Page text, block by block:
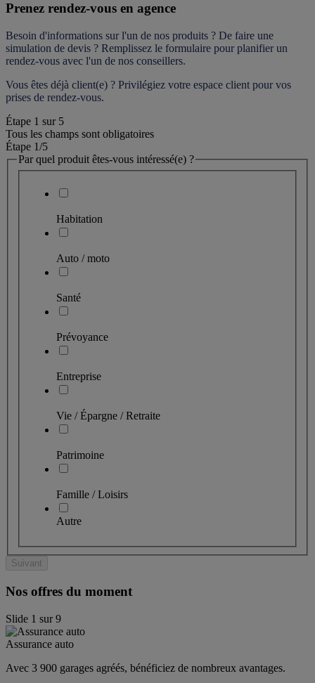
Prenez rendez-vous en agence
Besoin d'informations sur l'un de nos produits ? De faire une
simulation de devis ? Remplissez le formulaire pour planifier un
rendez-vous avec l'un de nos conseillers.
Vous êtes déjà client(e) ? Privilégiez votre espace client pour vos
prises de rendez-vous.
Étape 1 sur 5
Tous les champs sont obligatoires
Étape 1/5
Par quel produit êtes-vous intéressé(e) ?
Habitation
Auto / moto
Santé
Prévoyance
Entreprise
Vie / Épargne / Retraite
Patrimoine
Famille / Loisirs
Autre
Suivant
Nos offres du moment
Slide 1 sur9
Assurance auto
Avec 3 900 garages agréés, bénéficiez de nombreux avantages.